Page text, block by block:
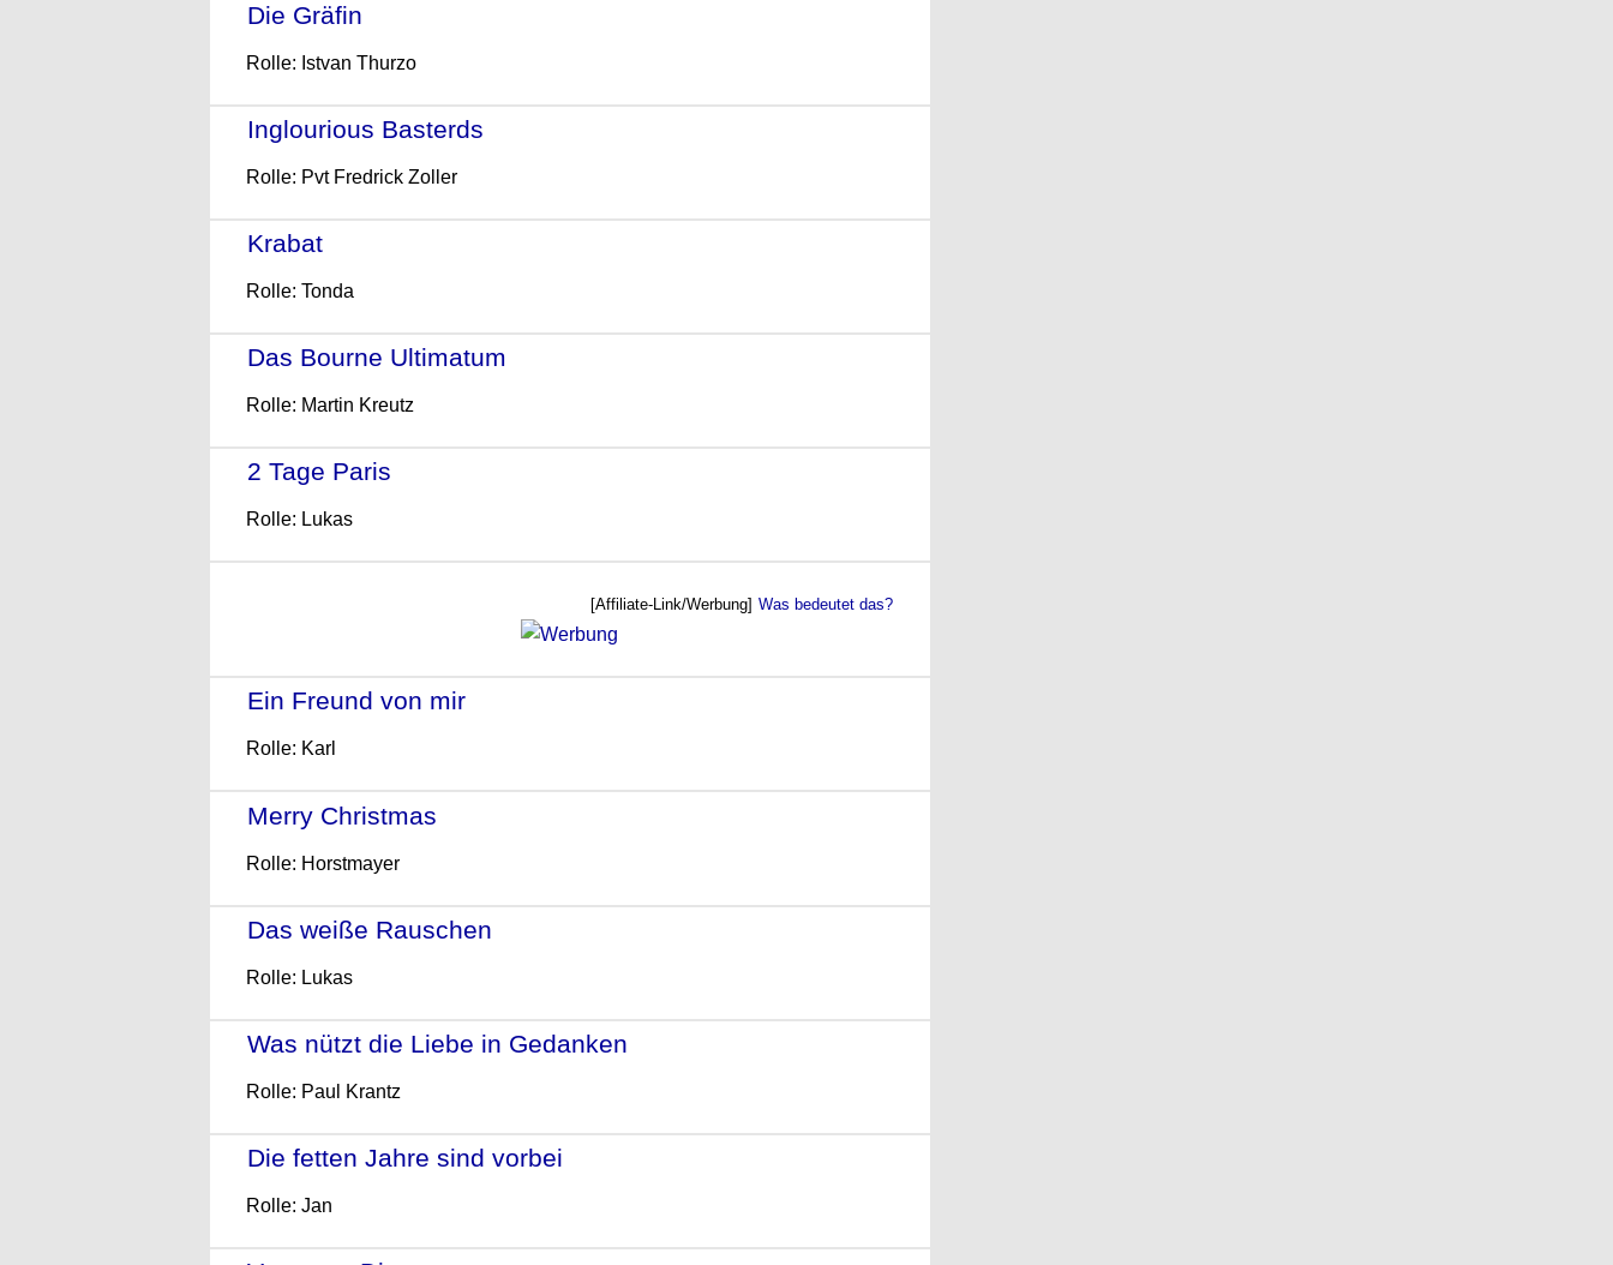
Die Gräfin
Rolle: Istvan Thurzo
Inglourious Basterds
Rolle: Pvt Fredrick Zoller
Krabat
Rolle: Tonda
Das Bourne Ultimatum
Rolle: Martin Kreutz
2 Tage Paris
Rolle: Lukas
[Affiliate-Link/Werbung] Was bedeutet das?
Ein Freund von mir
Rolle: Karl
Merry Christmas
Rolle: Horstmayer
Das weiße Rauschen
Rolle: Lukas
Was nützt die Liebe in Gedanken
Rolle: Paul Krantz
Die fetten Jahre sind vorbei
Rolle: Jan